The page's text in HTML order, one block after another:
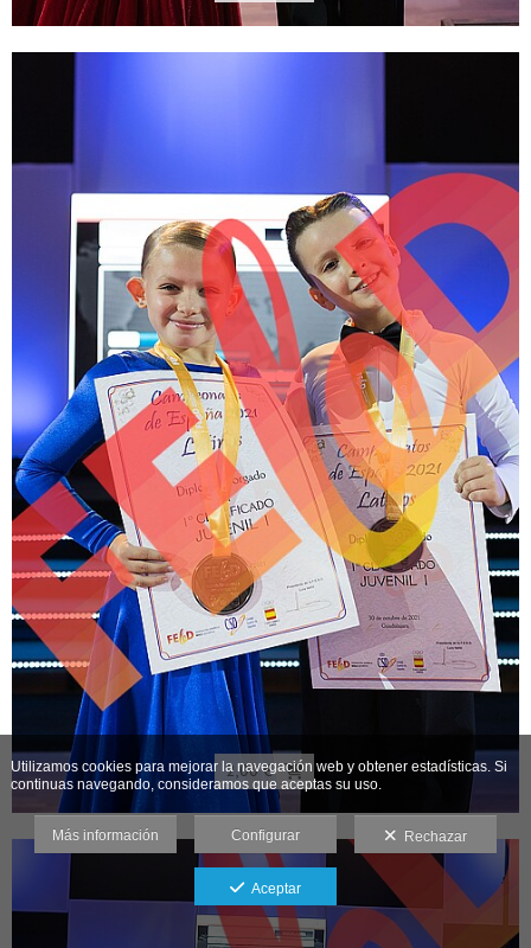
2,00 €
Utilizamos cookies para mejorar la navegación web y obtener estadísticas. Si
continuas navegando, consideramos que aceptas su uso.
Más información Configurar Rechazar
Aceptar